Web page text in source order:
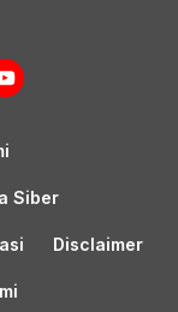
Siber
Disclaimer